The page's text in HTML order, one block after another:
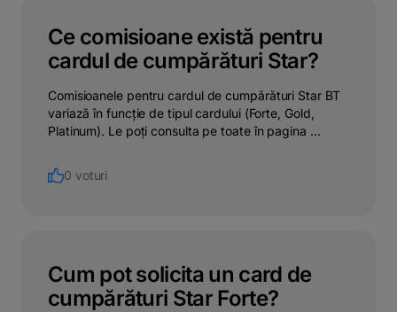
Ce comisioane există pentru
cardul de cumpărături Star?
Comisioanele pentru cardul de cumpărături Star BT
variază în funcție de tipul cardului (Forte, Gold,
Platinum). Le poți consulta pe toate în pagina ...
0 voturi
Cum pot solicita un card de
cumpărături Star Forte?